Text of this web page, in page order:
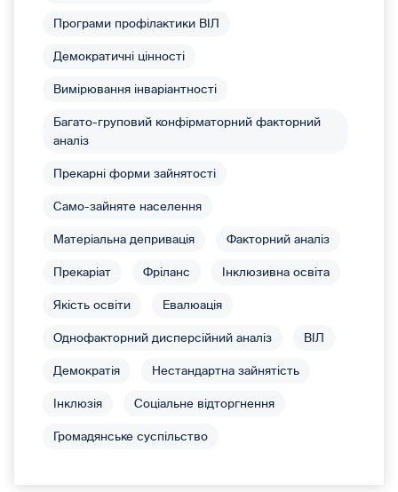
Програми профілактики ВІЛ
Демократичні цінності
Вимірювання інваріантності
Багато-груповий конфірматорний факторний
аналіз
Прекарні форми зайнятості
Само-зайняте населення
Матеріальна депривація Факторний аналіз
Прекаріат Фріланс Інклюзивна освіта
Якість освіти Евалюація
Однофакторний дисперсійний аналіз ВІЛ
Демократія Нестандартна зайнятість
Інклюзія Соціальне відторгнення
Громадянське суспільство